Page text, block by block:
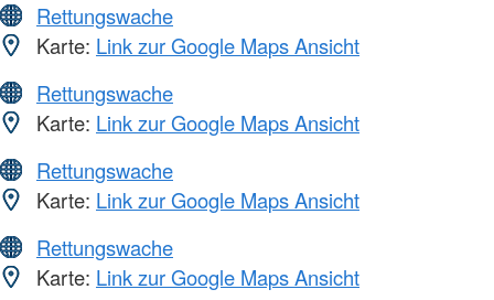
Rettungswache
Karte: Link zur Google Maps Ansicht
Rettungswache
Karte: Link zur Google Maps Ansicht
Rettungswache
Karte: Link zur Google Maps Ansicht
Rettungswache
Karte: Link zur Google Maps Ansicht